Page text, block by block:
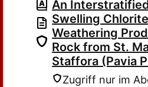
An
Swelling
Weathering
Rock from St.
Staffora (Pavia
Zugriff nur im